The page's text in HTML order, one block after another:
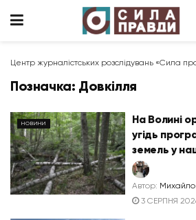
Центр журналістських розслідувань «Сила
Позначка: Довкілля
НОВИНИ
На Волині
угідь
земель у
Автор:
3 СЕРПНЯ